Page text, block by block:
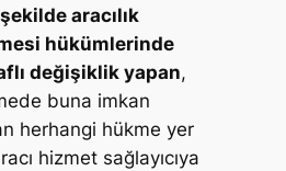
aracılık
hükümlerinde
değişiklik yapan,
buna imkan
herhangi hükme yer
hizmet sağlayıcıya